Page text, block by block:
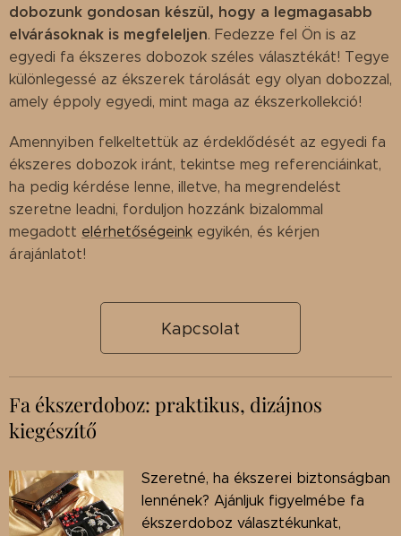
dobozunk gondosan készül, hogy a legmagasabb
elvárásoknak is megfeleljen. Fedezze fel Ön is az
egyedi fa ékszeres dobozok széles választékát! Tegye
különlegessé az ékszerek tárolását egy olyan dobozzal,
amely éppoly egyedi, mint maga az ékszerkollekció!
Amennyiben felkeltettük az érdeklődését az egyedi fa
ékszeres dobozok iránt, tekintse meg referenciáinkat,
ha pedig kérdése lenne, illetve, ha megrendelést
szeretne leadni, forduljon hozzánk bizalommal
megadott elérhetőségeink egyikén, és kérjen
árajánlatot!
Kapcsolat
Fa ékszerdoboz: praktikus, dizájnos
kiegészítő
Szeretné, ha ékszerei biztonságban
lennének? Ajánljuk figyelmébe fa
ékszerdoboz választékunkat,